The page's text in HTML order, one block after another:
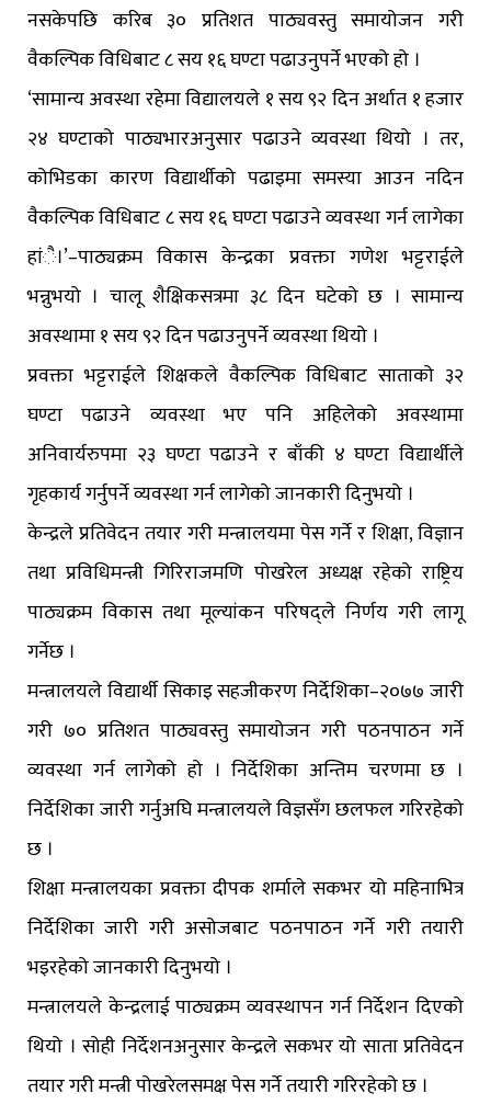
नसकेपछि करिब ३० प्रतिशत पाठ्यवस्तु समायोजन गरी
वैकल्पिक विधिबाट ८ सय १६ घण्टा पढाउनुपर्ने भएको हो ।
‘सामान्य अवस्था रहेमा विद्यालयले १ सय ९२ दिन अर्थात १ हजार
२४ घण्टाको पाठ्यभारअनुसार पढाउने व्यवस्था थियो । तर,
कोभिडका कारण विद्यार्थीको पढाइमा समस्या आउन नदिन
वैकल्पिक विधिबाट ८ सय १६ घण्टा पढाउने व्यवस्था गर्न लागेका
हांै।’–पाठ्यक्रम विकास केन्द्रका प्रवक्ता गणेश भट्टराईले
भन्नुभयो । चालू शैक्षिकसत्रमा ३८ दिन घटेको छ । सामान्य
अवस्थामा १ सय ९२ दिन पढाउनुपर्ने व्यवस्था थियो ।
प्रवक्ता भट्टराईले शिक्षकले वैकल्पिक विधिबाट साताको ३२
घण्टा पढाउने व्यवस्था भए पनि अहिलेको अवस्थामा
अनिवार्यरुपमा २३ घण्टा पढाउने र बाँकी ४ घण्टा विद्यार्थीले
गृहकार्य गर्नुपर्ने व्यवस्था गर्न लागेको जानकारी दिनुभयो ।
केन्द्रले प्रतिवेदन तयार गरी मन्त्रालयमा पेस गर्ने र शिक्षा, विज्ञान
तथा प्रविधिमन्त्री गिरिराजमणि पोखरेल अध्यक्ष रहेको राष्ट्रिय
पाठ्यक्रम विकास तथा मूल्यांकन परिषद्ले निर्णय गरी लागू
गर्नेछ ।
मन्त्रालयले विद्यार्थी सिकाइ सहजीकरण निर्देशिका–२०७७ जारी
गरी ७० प्रतिशत पाठ्यवस्तु समायोजन गरी पठनपाठन गर्ने
व्यवस्था गर्न लागेको हो । निर्देशिका अन्तिम चरणमा छ ।
निर्देशिका जारी गर्नुअघि मन्त्रालयले विज्ञसँग छलफल गरिरहेको
छ ।
शिक्षा मन्त्रालयका प्रवक्ता दीपक शर्माले सकभर यो महिनाभित्र
निर्देशिका जारी गरी असोजबाट पठनपाठन गर्ने गरी तयारी
भइरहेको जानकारी दिनुभयो ।
मन्त्रालयले केन्द्रलाई पाठ्यक्रम व्यवस्थापन गर्न निर्देशन दिएको
थियो । सोही निर्देशनअनुसार केन्द्रले सकभर यो साता प्रतिवेदन
तयार गरी मन्त्री पोखरेलसमक्ष पेस गर्ने तयारी गरिरहेको छ ।